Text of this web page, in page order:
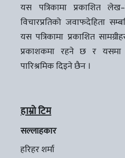
यस पत्रिकामा प्रकाशित
विचारप्रतिको जवाफदेहिता
यस पत्रिकामा प्रकाशित
प्रकाशकमा रहने छ र यसमा
पारिश्रमिक दिइने छैन ।
हाम्रो टिम
सल्लाहकार
हरिहर शर्मा